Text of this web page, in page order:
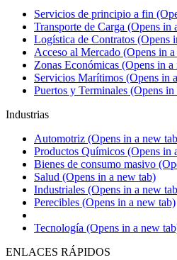
Servicios de principio a fin
Transporte de Carga (Opens in
Logística de Contratos (Opens
Acceso al Mercado (Opens in
Zonas Económicas (Opens in a
Servicios Marítimos (Opens in
Puertos y Terminales (Opens in
Industrias
Automotriz (Opens in a new
Productos Químicos (Opens in
Bienes de consumo masivo
Salud (Opens in a new tab)
Industriales (Opens in a new
Perecibles (Opens in a new tab)
Tecnología (Opens in a new
ENLACES RÁPIDOS